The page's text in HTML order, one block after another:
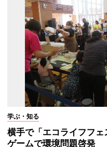
学ぶ・知る
横手で「エコライフフ
ゲームで環境問題啓発